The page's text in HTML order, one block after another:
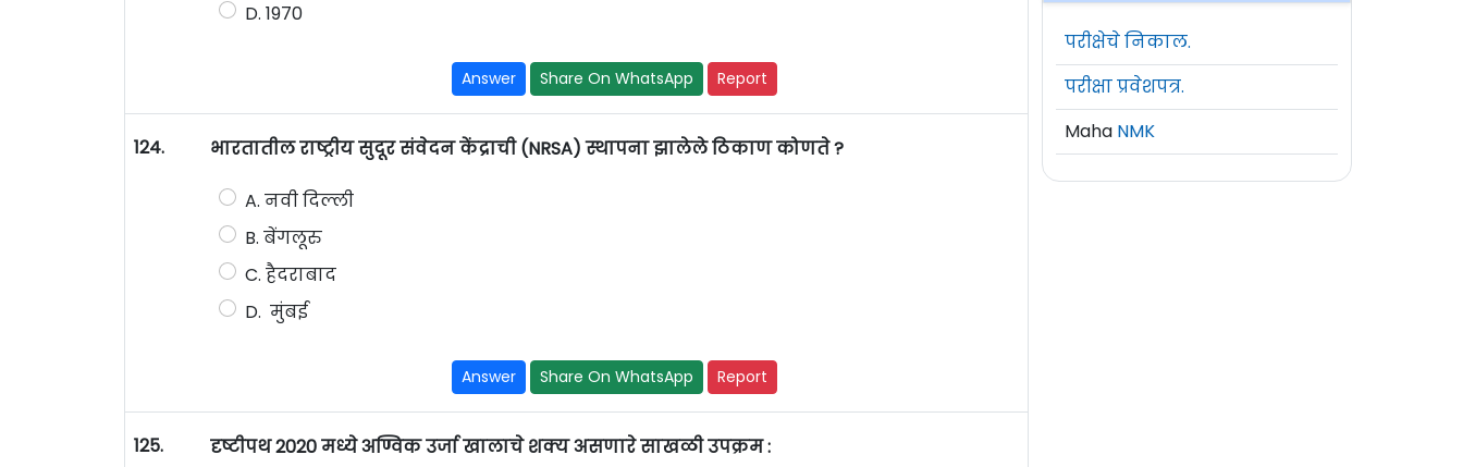
D. 1970
Answer Share On WhatsApp Report
124. भारतातील राष्ट्रीय सुदूर संवेदन केंद्राची (NRSA) स्थापना झालेले ठिकाण कोणते ?
A. नवी दिल्ली
B. बेंगलूरु
C. हैदराबाद
D. मुंबई
Answer Share On WhatsApp Report
125. दृष्टीपथ 2020 मध्ये अण्विक उर्जा खालाचे शक्य असणारे साखळी उपक्रम :
परीक्षेचे निकाल.
परीक्षा प्रवेशपत्र.
Maha NMK